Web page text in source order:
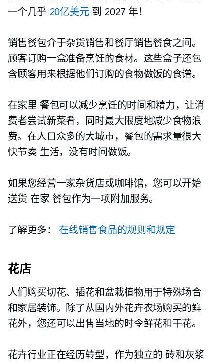
一个几乎 20亿美元 到 2027 年！
销售餐包介于杂货销售和餐厅销售餐食之间。
顾客订购一盒准备烹饪的食材。这些盒子还包
含顾客用来根据他们订购的食物做饭的食谱。
在家里 餐包可以减少烹饪的时间和精力，让消
费者尝试新菜肴，同时最大限度地减少食物浪
费。在人口众多的大城市，餐包的需求量很大
快节奏生活，没有时间做饭。
如果您经营一家杂货店或咖啡馆，您可以开始
送货 在家 餐包作为一项附加服务。
了解更多： 在线销售食品的规则和规定
花店
人们购买切花、插花和盆栽植物用于特殊场合
和家居装饰。除了从国内外花卉农场购买的鲜
花外，您还可以出售当地的时令鲜花和干花。
花卉行业正在经历转型，作为独立的砖和灰浆